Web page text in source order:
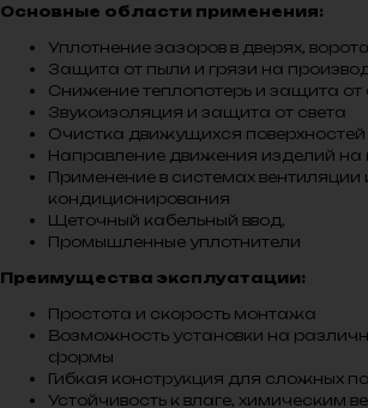
Основные области применения:
Уплотнение зазоров в дверях,
Защита от пыли и грязи на
Снижение теплопотерь и защита от
Звукоизоляция и защита от света
Очистка движущихся поверхностей
Направление движения изделий на
Применение в системах вентиляции
кондиционирования
Щеточный кабельный ввод,
Промышленные уплотнители
Преимущества эксплуатации:
Простота и скорость монтажа
Возможность установки на
формы
Гибкая конструкция для сложных
Устойчивость к влаге, химическим